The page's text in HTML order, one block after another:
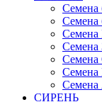
Семена
Семена
Семена
Семена
Семена
Семена
СИРЕНЬ